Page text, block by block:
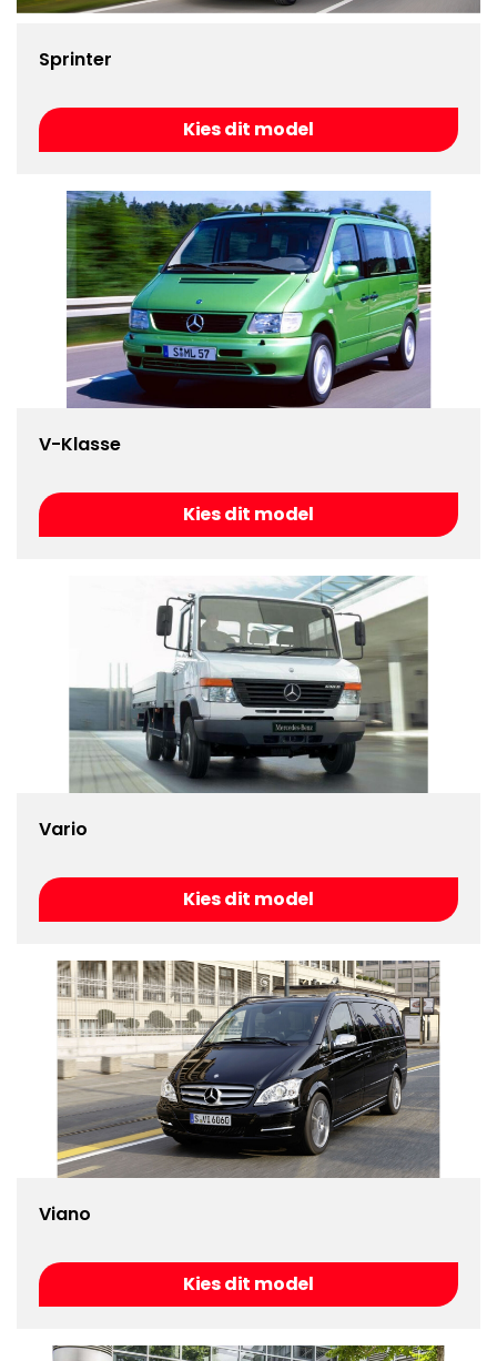
Sprinter
Kies dit model
V-Klasse
Kies dit model
Vario
Kies dit model
Viano
Kies dit model